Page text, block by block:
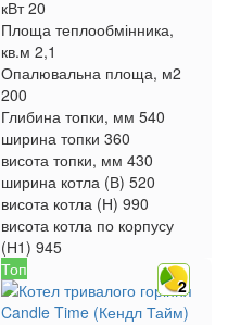
кВт 20
Площа теплообмінника,
кв.м 2,1
Опалювальна площа, м2
200
Глибина топки, мм 540
ширина топки 360
висота топки, мм 430
ширина котла (В) 520
висота котла (Н) 990
висота котла по корпусу
(Н1) 945
2
Топ